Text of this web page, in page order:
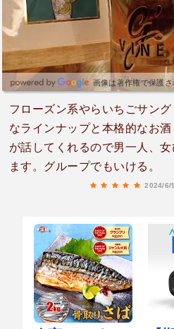
画像は著作権で保護
フローズン系やらいちごサン
なラインナップと本格的なお
が話してくれるので男一人、
ます。グループでもいける。
2024/6/